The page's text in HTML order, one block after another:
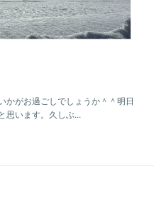
かがお過ごしでしょうか＾＾明日
思います。久しぶ...